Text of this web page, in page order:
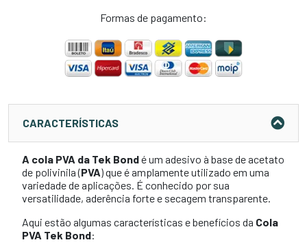
Formas de pagamento:
CARACTERÍSTICAS
A cola PVA da Tek Bondé um adesivo à base de acetato
de polivinila (PVA) que é amplamente utilizado em uma
variedade de aplicações. É conhecido por sua
versatilidade, aderência forte e secagem transparente.
Aqui estão algumas características e benefícios da Cola
PVA Tek Bond: